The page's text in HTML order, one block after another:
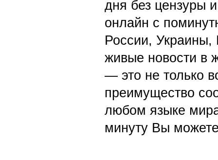
дня без цензуры
онлайн с
России,
живые новости в
— это не только
преимущество
любом языке
минуту Вы